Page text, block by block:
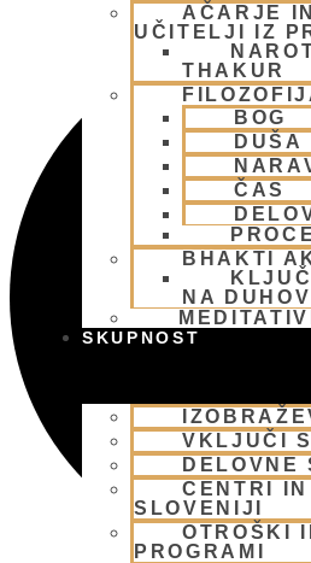
AČARJE
UČITELJI IZ
THAKUR
BOG
DUŠA
ČAS
BHAKTI
NA
SKUPNOST
VKLJUČI
DELOVNE
CENTRI
SLOVENIJI
OTROŠKI
PROGRAMI